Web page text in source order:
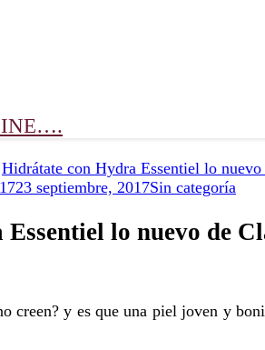
Hidrátate con Hydra Essentiel lo
23 septiembre, 2017Sin categoría
lo nuevo de
creen? y es que una piel joven y